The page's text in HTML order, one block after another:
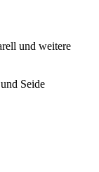
und weitere
Seide